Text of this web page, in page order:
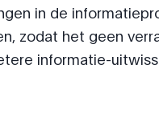
in de
zodat het geen
informatie-